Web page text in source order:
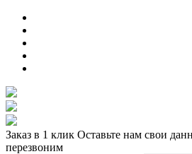
Заказ в 1 клик Оставьте нам свои
перезвоним